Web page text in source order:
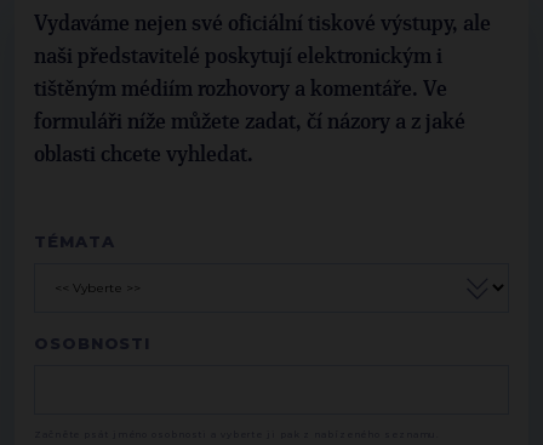
Vydaváme nejen své oficiální tiskové výstupy, ale
naši představitelé poskytují elektronickým i
tištěným médiím rozhovory a komentáře. Ve
formuláři níže můžete zadat, čí názory a z jaké
oblasti chcete vyhledat.
TÉMATA
OSOBNOSTI